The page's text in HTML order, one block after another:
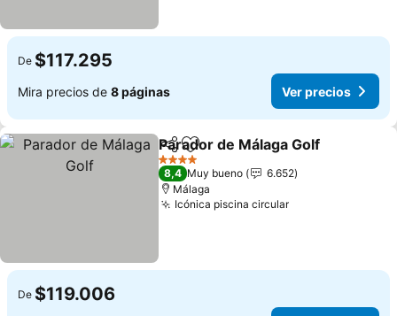
De $117.295
Mira precios de 8 páginas Ver precios
CompartirAgregar a favoritos
Parador de Málaga Golf
4 Estrellas
8,4 Muy bueno
6.652
Málaga
Icónica piscina circular
De $119.006